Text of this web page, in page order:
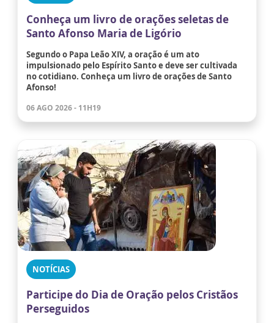
Conheça um livro de orações seletas de
Santo Afonso Maria de Ligório
Segundo o Papa Leão XIV, a oração é um ato
impulsionado pelo Espírito Santo e deve ser cultivada
no cotidiano. Conheça um livro de orações de Santo
Afonso!
06 AGO 2026 - 11H19
NOTÍCIAS
Participe do Dia de Oração pelos Cristãos
Perseguidos